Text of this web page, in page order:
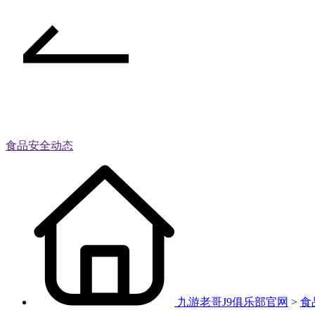
食品安全动态
九游老哥J9俱乐部官网 > 食